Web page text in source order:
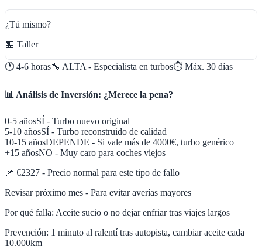
¿Tú mismo?
🏪 Taller
🕐 4-6 horas🔧 ALTA - Especialista en turbos⏱️ Máx. 30 días
📊 Análisis de Inversión: ¿Merece la pena?
0-5 añosSÍ - Turbo nuevo original
5-10 añosSÍ - Turbo reconstruido de calidad
10-15 añosDEPENDE - Si vale más de 4000€, turbo genérico
+15 añosNO - Muy caro para coches viejos
📌 €2327 - Precio normal para este tipo de fallo
Revisar próximo mes - Para evitar averías mayores
Por qué falla: Aceite sucio o no dejar enfriar tras viajes largos
Prevención: 1 minuto al ralentí tras autopista, cambiar aceite cada
10.000km